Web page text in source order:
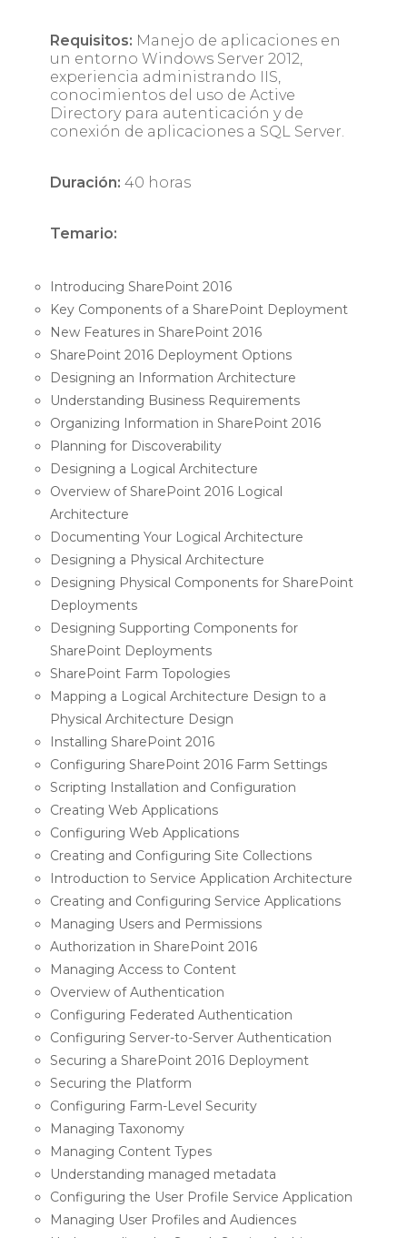
Requisitos: Manejo de aplicaciones en
un entorno Windows Server 2012,
experiencia administrando IIS,
conocimientos del uso de Active
Directory para autenticación y de
conexión de aplicaciones a SQL Server.
Duración: 40 horas
Temario:
Introducing SharePoint 2016
Key Components of a SharePoint Deployment
New Features in SharePoint 2016
SharePoint 2016 Deployment Options
Designing an Information Architecture
Understanding Business Requirements
Organizing Information in SharePoint 2016
Planning for Discoverability
Designing a Logical Architecture
Overview of SharePoint 2016 Logical
Architecture
Documenting Your Logical Architecture
Designing a Physical Architecture
Designing Physical Components for SharePoint
Deployments
Designing Supporting Components for
SharePoint Deployments
SharePoint Farm Topologies
Mapping a Logical Architecture Design to a
Physical Architecture Design
Installing SharePoint 2016
Configuring SharePoint 2016 Farm Settings
Scripting Installation and Configuration
Creating Web Applications
Configuring Web Applications
Creating and Configuring Site Collections
Introduction to Service Application Architecture
Creating and Configuring Service Applications
Managing Users and Permissions
Authorization in SharePoint 2016
Managing Access to Content
Overview of Authentication
Configuring Federated Authentication
Configuring Server-to-Server Authentication
Securing a SharePoint 2016 Deployment
Securing the Platform
Configuring Farm-Level Security
Managing Taxonomy
Managing Content Types
Understanding managed metadata
Configuring the User Profile Service Application
Managing User Profiles and Audiences